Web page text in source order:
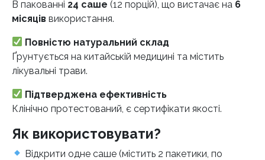
В пакованні 24 саше (12 порцій), що вистачає на 6
місяців використання.
Повністю натуральний склад
Ґрунтується на китайській медицині та містить
лікувальні трави.
Підтверджена ефективність
Клінічно протестований, є сертифікати якості.
Як використовувати?
Відкрити одне саше (містить 2 пакетики, по